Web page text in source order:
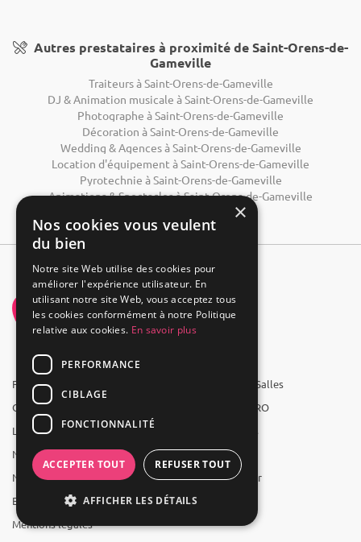
Autres prestataires à proximité de Saint-Orens-de-
Gameville
Traiteurs à Saint-Orens-de-Gameville
DJ & Animation musicale à Saint-Orens-de-Gameville
Photographe à Saint-Orens-de-Gameville
Décoration à Saint-Orens-de-Gameville
Wedding & Agences à Saint-Orens-de-Gameville
Location d'équipement à Saint-Orens-de-Gameville
Pyrotechnie à Saint-Orens-de-Gameville
Animations & Spectacles à Saint-Orens-de-Gameville
FAQ
Qui sommes-nous ?
L'équipe
Nous recrutons
Nos partenaires
Espace presse
Mentions légales
Groupe 1001 Salles
1001 Salles PRO
1001 Traiteurs
1001 Artistes
Reserverunbar
MP2
×
Nos cookies vous veulent
du bien
Notre site Web utilise des cookies pour
améliorer l'expérience utilisateur. En
utilisant notre site Web, vous acceptez tous
les cookies conformément à notre Politique
relative aux cookies. En savoir plus
PERFORMANCE
CIBLAGE
FONCTIONNALITÉ
ACCEPTER TOUT REFUSER TOUT
AFFICHER LES DÉTAILS